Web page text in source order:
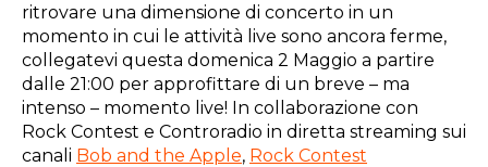
ritrovare una dimensione di concerto in un
momento in cui le attività live sono ancora ferme,
collegatevi questa domenica 2 Maggio a partire
dalle 21:00 per approfittare di un breve – ma
intenso – momento live! In collaborazione con
Rock Contest e Controradio in diretta streaming sui
canali Bob and the Apple, Rock Contest